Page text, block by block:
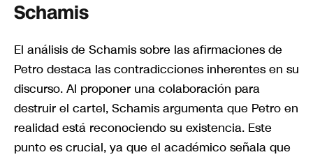
Schamis
El análisis de Schamis sobre las afirmaciones de
Petro destaca las contradicciones inherentes en su
discurso. Al proponer una colaboración para
destruir el cartel, Schamis argumenta que Petro en
realidad está reconociendo su existencia. Este
punto es crucial, ya que el académico señala que